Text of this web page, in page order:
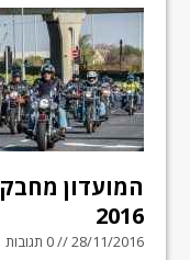
המועדון
2016
28/11/2016 // 0 תגובות